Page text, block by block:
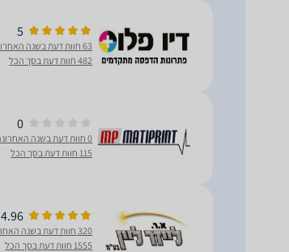
5
63 חוות דעת בשנה האחרונה
482 חוות דעת בסך הכל
0
0 חוות דעת בשנה האחרונה
115 חוות דעת בסך הכל
4.96
320 חוות דעת בשנה האחרונה
1555 חוות דעת בסך הכל